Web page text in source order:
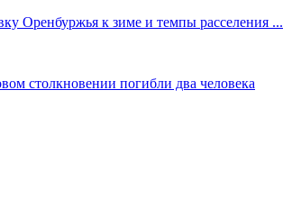
Оренбуржья к зиме и темпы расселения ...
столкновении погибли два человека